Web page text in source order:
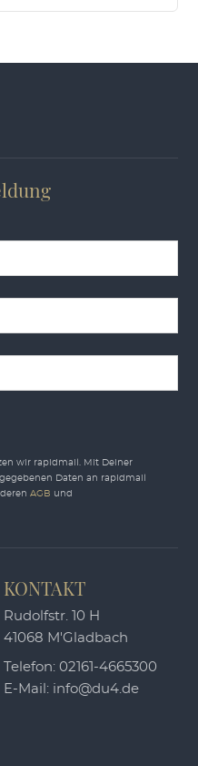
wir rapidmail. Mit Deiner
Daten an rapidmail
derenAGB und
KONTAKT
Rudolfstr. 10 H
41068 M'Gladbach
Telefon:02161-4665300
E-Mail: info@du4.de